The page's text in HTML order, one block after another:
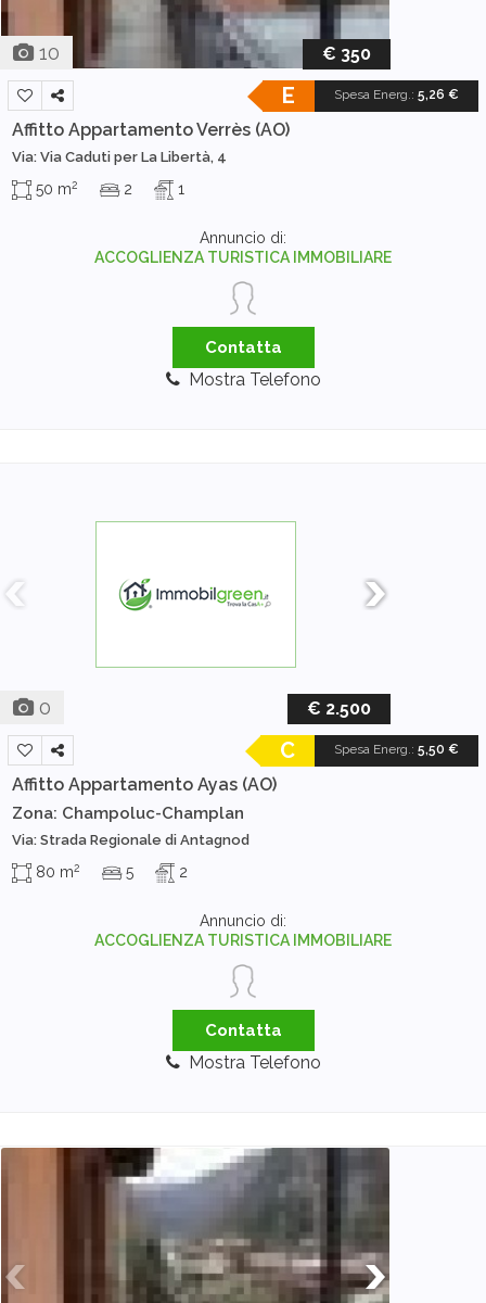
10 € 350
Spesa Energ.: 5,26 €
E
Affitto AppartamentoVerrès (AO)
Via: Via Caduti per La Libertà, 4
50 m2 2 1
Annuncio di:
ACCOGLIENZA TURISTICA IMMOBILIARE
Contatta
Mostra Telefono
0 € 2.500
Spesa Energ.: 5,50 €
C
Affitto Appartamento Ayas (AO)
Zona: Champoluc-Champlan
Via: Strada Regionale di Antagnod
80 m2 5 2
Annuncio di:
ACCOGLIENZA TURISTICA IMMOBILIARE
Contatta
Mostra Telefono